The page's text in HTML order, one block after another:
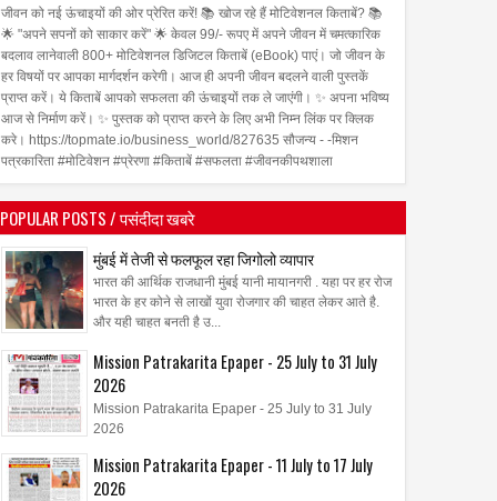
जीवन को नई ऊंचाइयों की ओर प्रेरित करें! 📚 खोज रहे हैं मोटिवेशनल किताबें? 📚
🌟 "अपने सपनों को साकार करें" 🌟 केवल 99/- रूपए में अपने जीवन में चमत्कारिक
बदलाव लानेवाली 800+ मोटिवेशनल डिजिटल किताबें (eBook) पाएं। जो जीवन के
हर विषयों पर आपका मार्गदर्शन करेगी। आज ही अपनी जीवन बदलने वाली पुस्तकें
प्राप्त करें। ये किताबें आपको सफलता की ऊंचाइयों तक ले जाएंगी। ✨ अपना भविष्य
आज से निर्माण करें। ✨ पुस्तक को प्राप्त करने के लिए अभी निम्न लिंक पर क्लिक
करे। https://topmate.io/business_world/827635 सौजन्य - -मिशन
पत्रकारिता #मोटिवेशन #प्रेरणा #किताबें #सफलता #जीवनकीपथशाला
POPULAR POSTS / पसंदीदा खबरे
मुंबई में तेजी से फलफूल रहा जिगोलो व्यापार
भारत की आर्थिक राजधानी मुंबई यानी मायानगरी . यहा पर हर रोज
भारत के हर कोने से लाखों युवा रोजगार की चाहत लेकर आते है.
और यही चाहत बनती है उ...
Mission Patrakarita Epaper - 25 July to 31 July
2026
Mission Patrakarita Epaper - 25 July to 31 July
2026
Mission Patrakarita Epaper - 11 July to 17 July
2026